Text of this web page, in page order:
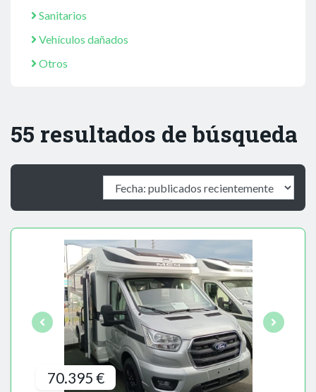
Sanitarios
Vehículos dañados
Otros
55 resultados de búsqueda
70.395 €